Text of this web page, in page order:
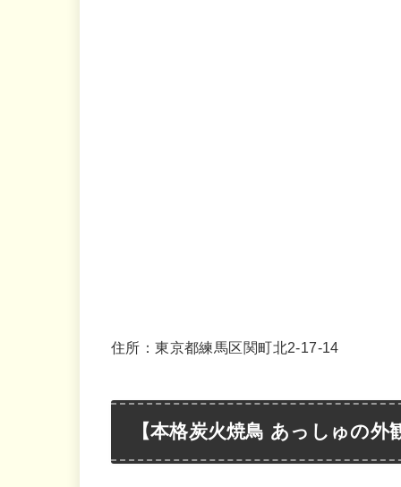
住所：東京都練馬区関町北2-17-14
【本格炭火焼鳥 あっしゅの外